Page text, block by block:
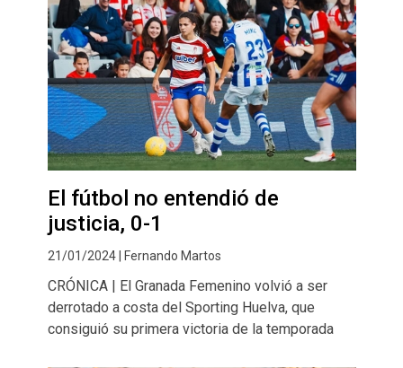
El fútbol no entendió de
justicia, 0-1
21/01/2024 | Fernando Martos
CRÓNICA | El Granada Femenino volvió a ser
derrotado a costa del Sporting Huelva, que
consiguió su primera victoria de la temporada